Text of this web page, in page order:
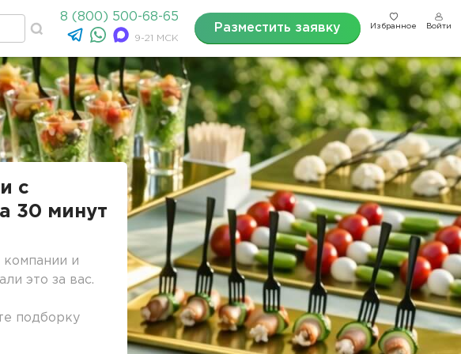
8 (800) 500-68-65
9-21 МСК
Разместить заявку Избранное Войти
с
30 минут
компании и
это за вас.
подборку